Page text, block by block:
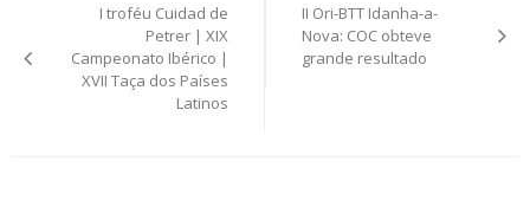
navigation
I troféu Cuidad de
Petrer | XIX
Campeonato Ibérico |
XVII Taça dos Países
Latinos
II Ori-BTT Idanha-a-
Nova: COC obteve
grande resultado